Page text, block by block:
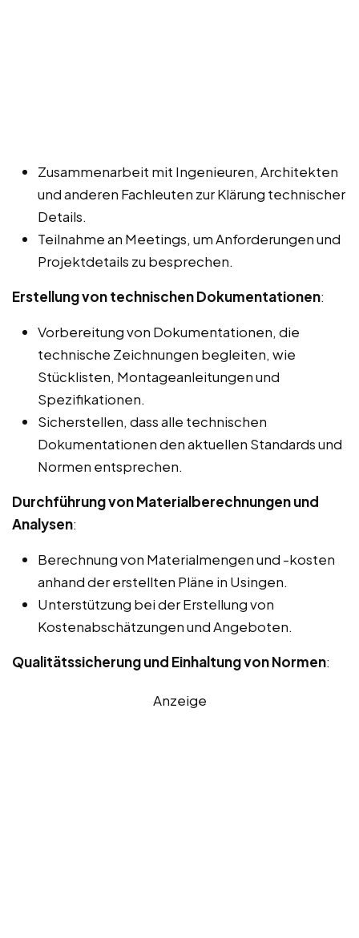
Zusammenarbeit mit Ingenieuren, Architekten
und anderen Fachleuten zur Klärung technischer
Details.
Teilnahme an Meetings, um Anforderungen und
Projektdetails zu besprechen.
Erstellung von technischen Dokumentationen:
Vorbereitung von Dokumentationen, die
technische Zeichnungen begleiten, wie
Stücklisten, Montageanleitungen und
Spezifikationen.
Sicherstellen, dass alle technischen
Dokumentationen den aktuellen Standards und
Normen entsprechen.
Durchführung von Materialberechnungen und
Analysen:
Berechnung von Materialmengen und -kosten
anhand der erstellten Pläne in Usingen.
Unterstützung bei der Erstellung von
Kostenabschätzungen und Angeboten.
Qualitätssicherung und Einhaltung von Normen:
Anzeige